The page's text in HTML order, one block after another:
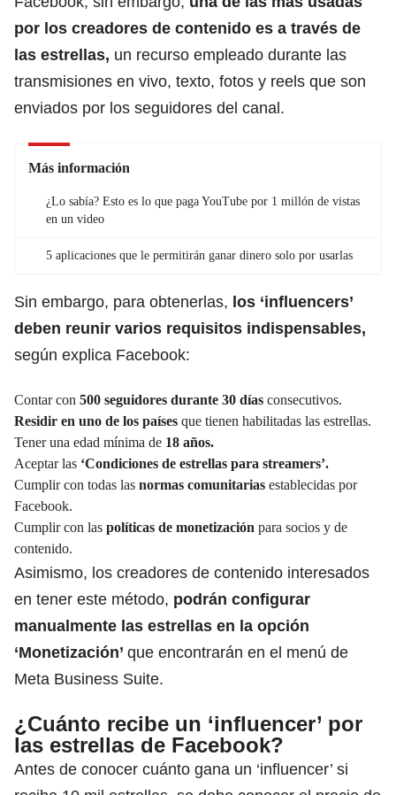
por los creadores de contenido es a través de
las estrellas, un recurso empleado durante las
transmisiones en vivo, texto, fotos y reels que son
enviados por los seguidores del canal.
Más información
¿Lo sabía? Esto es lo que paga YouTube por 1 millón de vistas
en un video
5 aplicaciones que le permitirán ganar dinero solo por usarlas
Sin embargo, para obtenerlas, los ‘influencers’
deben reunir varios requisitos indispensables,
según explica Facebook:
Contar con 500 seguidores durante 30 días consecutivos.
Residir en uno de los países que tienen habilitadas las estrellas.
Tener una edad mínima de 18 años.
Aceptar las ‘Condiciones de estrellas para streamers’.
Cumplir con todas las normas comunitarias establecidas por
Facebook.
Cumplir con las políticas de monetización para socios y de
contenido.
Asimismo, los creadores de contenido interesados
en tener este método, podrán configurar
manualmente las estrellas en la opción
‘Monetización’ que encontrarán en el menú de
Meta Business Suite.
¿Cuánto recibe un ‘influencer’ por
las estrellas de Facebook?
Antes de conocer cuánto gana un ‘influencer’ si